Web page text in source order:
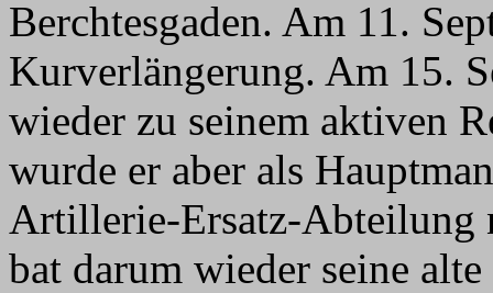
Berchtesgaden. Am 11.
Kurverlängerung. Am 15.
wieder zu seinem aktiven
wurde er aber als
Artillerie-Ersatz-Abteilung
bat darum wieder seine